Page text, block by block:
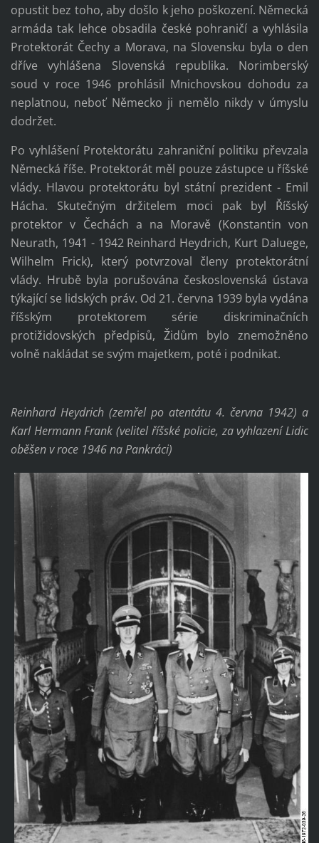
opustit bez toho, aby došlo k jeho poškození. Německá
armáda tak lehce obsadila české pohraničí a vyhlásila
Protektorát Čechy a Morava, na Slovensku byla o den
dříve vyhlášena Slovenská republika. Norimberský
soud v roce 1946 prohlásil Mnichovskou dohodu za
neplatnou, neboť Německo ji nemělo nikdy v úmyslu
dodržet.
Po vyhlášení Protektorátu zahraniční politiku převzala
Německá říše. Protektorát měl pouze zástupce u říšské
vlády. Hlavou protektorátu byl státní prezident - Emil
Hácha. Skutečným držitelem moci pak byl Říšský
protektor v Čechách a na Moravě (Konstantin von
Neurath, 1941 - 1942 Reinhard Heydrich, Kurt Daluege,
Wilhelm Frick), který potvrzoval členy protektorátní
vlády. Hrubě byla porušována československá ústava
týkající se lidských práv. Od 21. června 1939 byla vydána
říšským protektorem série diskriminačních
protižidovských předpisů, Židům bylo znemožněno
volně nakládat se svým majetkem, poté i podnikat.
Reinhard Heydrich (zemřel po atentátu 4. června 1942) a
Karl Hermann Frank (velitel říšské policie, za vyhlazení Lidic
oběšen v roce 1946 na Pankráci)